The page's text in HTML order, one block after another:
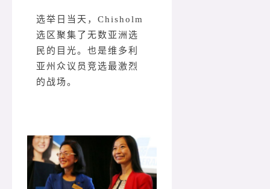
选举日当天，Chisholm
选区聚集了无数亚洲选
民的目光。也是维多利
亚州众议员竞选最激烈
的战场。